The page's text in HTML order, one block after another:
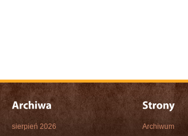
sierpień 2026 Archiwum